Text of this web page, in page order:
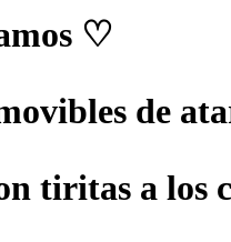
♡
de
tiritas a los